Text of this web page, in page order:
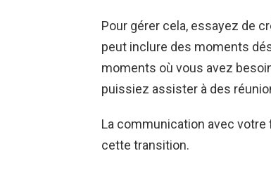
Pour gérer cela, essayez de
peut inclure des moments
moments où vous avez
puissiez assister à des
La communication avec
cette transition.